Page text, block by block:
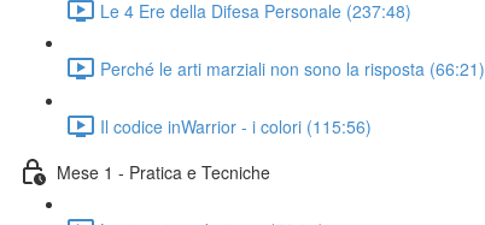
Le 4 Ere della Difesa Personale (237:48)
Perché le arti marziali non sono la risposta (66:21)
Il codice inWarrior - i colori (115:56)
Mese 1 - Pratica e Tecniche